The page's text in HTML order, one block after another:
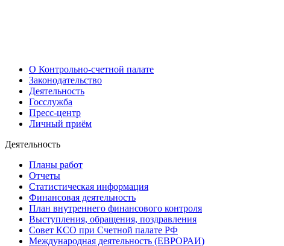
О Контрольно-счетной палате
Законодательство
Деятельность
Госслужба
Пресс-центр
Личный приём
Деятельность
Планы работ
Отчеты
Статистическая информация
Финансовая деятельность
План внутреннего финансового контроля
Выступления, обращения, поздравления
Совет КСО при Счетной палате РФ
Международная деятельность (ЕВРОРАИ)